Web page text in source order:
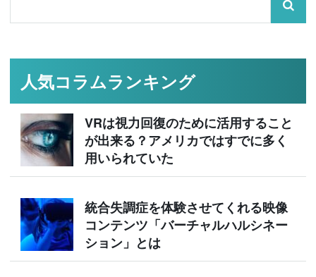
人気コラムランキング
VRは視力回復のために活用すること
が出来る？アメリカではすでに多く
用いられていた
統合失調症を体験させてくれる映像
コンテンツ「バーチャルハルシネー
ション」とは